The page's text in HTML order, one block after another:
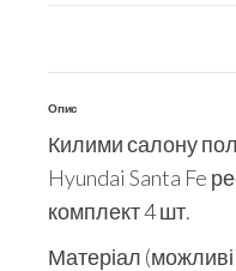
Опис
Килими салону
Hyundai Santa Fe
комплект 4 шт.
Матеріал (можливі